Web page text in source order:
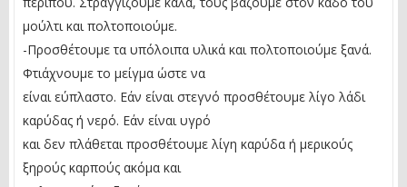
μούλτι και πολτοποιούμε.
-Προσθέτουμε τα υπόλοιπα υλικά και πολτοποιούμε ξανά.
Φτιάχνουμε το μείγμα ώστε να
είναι εύπλαστο. Εάν είναι στεγνό προσθέτουμε λίγο λάδι
καρύδας ή νερό. Εάν είναι υγρό
και δεν πλάθεται προσθέτουμε λίγη καρύδα ή μερικούς
ξηρούς καρπούς ακόμα και